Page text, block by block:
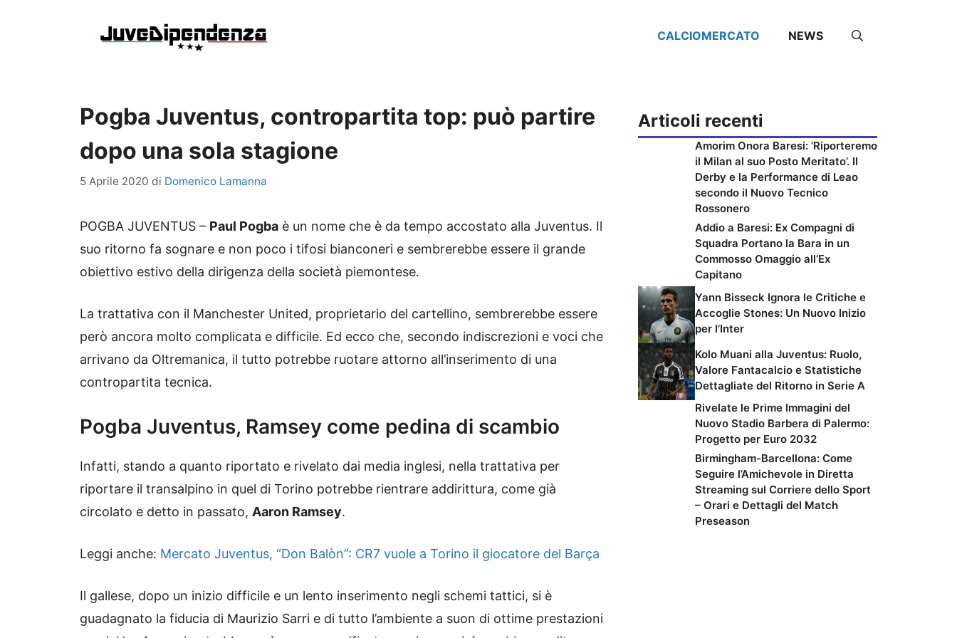
CALCIOMERCATO NEWS
Pogba Juventus, contropartita top: può partire
dopo una sola stagione
5 Aprile 2020 di Domenico Lamanna
POGBA JUVENTUS – Paul Pogba è un nome che è da tempo accostato alla Juventus. Il
suo ritorno fa sognare e non poco i tifosi bianconeri e sembrerebbe essere il grande
obiettivo estivo della dirigenza della società piemontese.
La trattativa con il Manchester United, proprietario del cartellino, sembrerebbe essere
però ancora molto complicata e difficile. Ed ecco che, secondo indiscrezioni e voci che
arrivano da Oltremanica, il tutto potrebbe ruotare attorno all’inserimento di una
contropartita tecnica.
Pogba Juventus, Ramsey come pedina di scambio
Infatti, stando a quanto riportato e rivelato dai media inglesi, nella trattativa per
riportare il transalpino in quel di Torino potrebbe rientrare addirittura, come già
circolato e detto in passato, Aaron Ramsey.
Leggi anche: Mercato Juventus, “Don Balòn”: CR7 vuole a Torino il giocatore del Barça
Il gallese, dopo un inizio difficile e un lento inserimento negli schemi tattici, si è
guadagnato la fiducia di Maurizio Sarri e di tutto l’ambiente a suon di ottime prestazioni
Articoli recenti
Amorim Onora Baresi: ‘Riporteremo
il Milan al suo Posto Meritato’. Il
Derby e la Performance di Leao
secondo il Nuovo Tecnico
Rossonero
Addio a Baresi: Ex Compagni di
Squadra Portano la Bara in un
Commosso Omaggio all’Ex
Capitano
Yann Bisseck Ignora le Critiche e
Accoglie Stones: Un Nuovo Inizio
per l’Inter
Kolo Muani alla Juventus: Ruolo,
Valore Fantacalcio e Statistiche
Dettagliate del Ritorno in Serie A
Rivelate le Prime Immagini del
Nuovo Stadio Barbera di Palermo:
Progetto per Euro 2032
Birmingham-Barcellona: Come
Seguire l’Amichevole in Diretta
Streaming sul Corriere dello Sport
– Orari e Dettagli del Match
Preseason